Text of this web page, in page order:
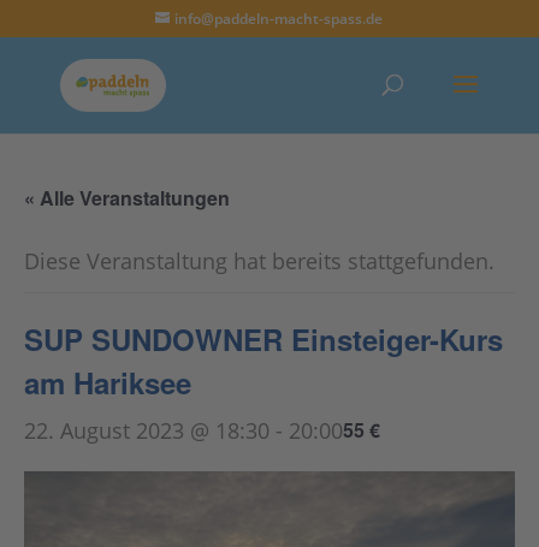
info@paddeln-macht-spass.de
« Alle Veranstaltungen
Diese Veranstaltung hat bereits stattgefunden.
SUP SUNDOWNER Einsteiger-Kurs
am Hariksee
22. August 2023 @ 18:30 - 20:0055 €